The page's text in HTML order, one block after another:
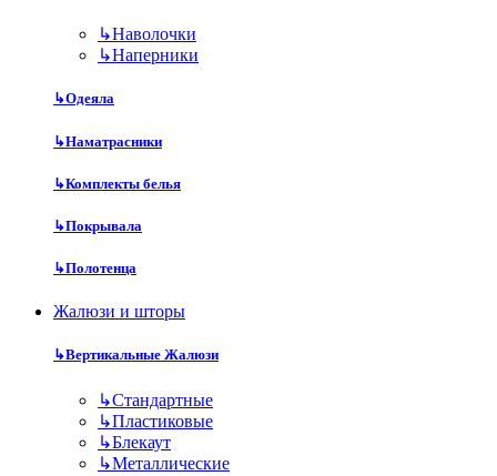
↳Наволочки
↳Наперники
↳Одеяла
↳Наматрасники
↳Комплекты белья
↳Покрывала
↳Полотенца
Жалюзи и шторы
↳Вертикальные Жалюзи
↳Стандартные
↳Пластиковые
↳Блекаут
↳Металлические